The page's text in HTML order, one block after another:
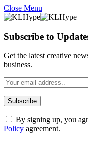
Close Menu
Subscribe to
Get the latest creative
business.
By signing up, you
Policy agreement.